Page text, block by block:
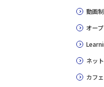
動画
オー
ネッ
カフ